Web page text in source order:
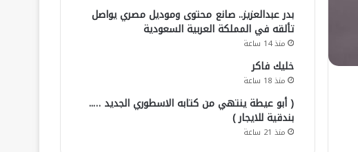
بدر عبدالعزيز.. صانع محتوى وموديل مصري يواصل
تألقه في المملكة العربية السعودية
منذ 14 ساعة
خليك فاكر
منذ 18 ساعة
( أبو عيطة ينتهي من كتابه الاسطوري الجديد …..
بندقية للايجار )
منذ 21 ساعة